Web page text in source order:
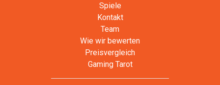
Spiele
Kontakt
Team
Wie wir bewerten
Preisvergleich
Gaming Tarot